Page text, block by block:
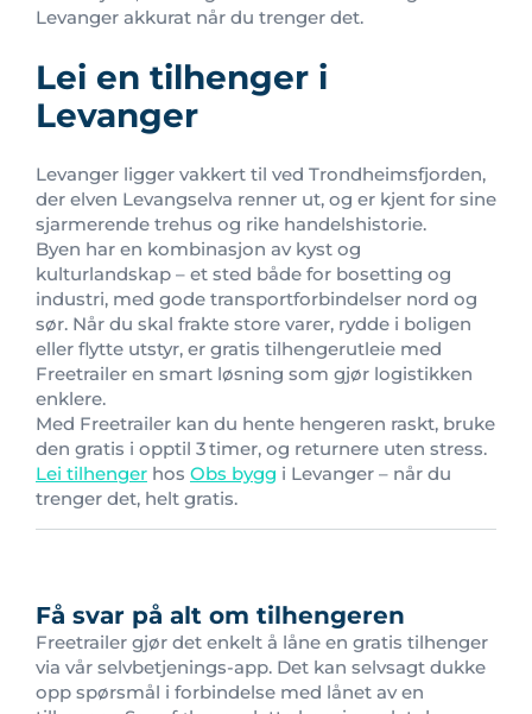
Levanger akkurat når du trenger det.
Lei en tilhenger i
Levanger
Levanger ligger vakkert til ved Trondheimsfjorden,
der elven Levangselva renner ut, og er kjent for sine
sjarmerende trehus og rike handelshistorie.
Byen har en kombinasjon av kyst og
kulturlandskap – et sted både for bosetting og
industri, med gode transportforbindelser nord og
sør. Når du skal frakte store varer, rydde i boligen
eller flytte utstyr, er gratis tilhengerutleie med
Freetrailer en smart løsning som gjør logistikken
enklere.
Med Freetrailer kan du hente hengeren raskt, bruke
den gratis i opptil 3 timer, og returnere uten stress.
Lei tilhenger hos Obs bygg i Levanger – når du
trenger det, helt gratis.
Få svar på alt om tilhengeren
Freetrailer gjør det enkelt å låne en gratis tilhenger
via vår selvbetjenings-app. Det kan selvsagt dukke
opp spørsmål i forbindelse med lånet av en